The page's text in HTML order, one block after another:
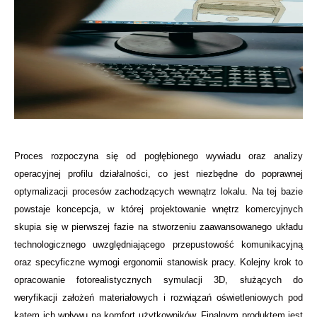
Proces rozpoczyna się od pogłębionego wywiadu oraz analizy
operacyjnej profilu działalności, co jest niezbędne do poprawnej
optymalizacji procesów zachodzących wewnątrz lokalu. Na tej bazie
powstaje koncepcja, w której projektowanie wnętrz komercyjnych
skupia się w pierwszej fazie na stworzeniu zaawansowanego układu
technologicznego uwzględniającego przepustowość komunikacyjną
oraz specyficzne wymogi ergonomii stanowisk pracy. Kolejny krok to
opracowanie fotorealistycznych symulacji 3D, służących do
weryfikacji założeń materiałowych i rozwiązań oświetleniowych pod